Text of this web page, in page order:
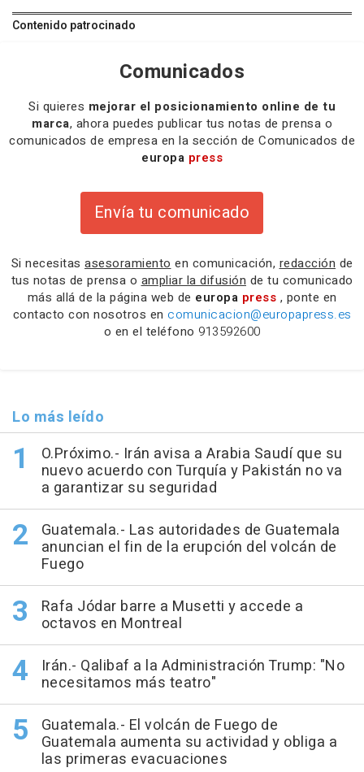
Contenido patrocinado
Comunicados
Si quieres mejorar el posicionamiento online de tu
marca, ahora puedes publicar tus notas de prensa o
comunicados de empresa en la sección de Comunicados de
europa press
Envía tu comunicado
Si necesitas asesoramiento en comunicación, redacción de
tus notas de prensa o ampliar la difusión de tu comunicado
más allá de la página web de europa press , ponte en
contacto con nosotros en comunicacion@europapress.es
o en el teléfono 913592600
Lo más leído
O.Próximo.- Irán avisa a Arabia Saudí que su
nuevo acuerdo con Turquía y Pakistán no va
a garantizar su seguridad
Guatemala.- Las autoridades de Guatemala
anuncian el fin de la erupción del volcán de
Fuego
Rafa Jódar barre a Musetti y accede a
octavos en Montreal
Irán.- Qalibaf a la Administración Trump: "No
necesitamos más teatro"
Guatemala.- El volcán de Fuego de
Guatemala aumenta su actividad y obliga a
las primeras evacuaciones